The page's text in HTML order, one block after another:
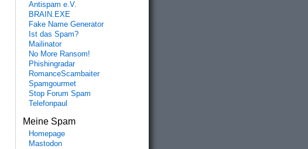
Antispam e.V.
BRAIN.EXE
Fake Name Generator
Ist das Spam?
Mailinator
No More Ransom!
Phishingradar
RomanceScambaiter
Spamgourmet
Stop Forum Spam
Telefonpaul
Meine Spam
Homepage
Mastodon